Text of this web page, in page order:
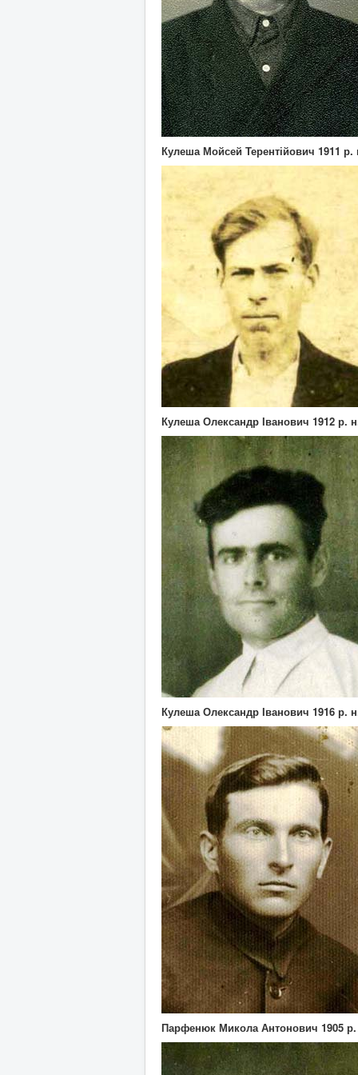
Кулеша Мойсей Терентійович 1911 р.
Кулеша Олександр Іванович 1912 р.
Кулеша Олександр Іванович 1916 р.
Парфенюк Микола Антонович 1905